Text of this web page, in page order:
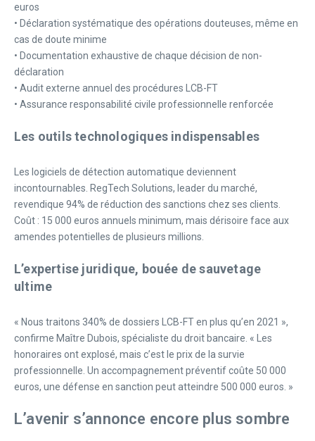
euros
• Déclaration systématique des opérations douteuses, même en
cas de doute minime
• Documentation exhaustive de chaque décision de non-
déclaration
• Audit externe annuel des procédures LCB-FT
• Assurance responsabilité civile professionnelle renforcée
Les outils technologiques indispensables
Les logiciels de détection automatique deviennent
incontournables. RegTech Solutions, leader du marché,
revendique 94% de réduction des sanctions chez ses clients.
Coût : 15 000 euros annuels minimum, mais dérisoire face aux
amendes potentielles de plusieurs millions.
L’expertise juridique, bouée de sauvetage
ultime
« Nous traitons 340% de dossiers LCB-FT en plus qu’en 2021 »,
confirme Maître Dubois, spécialiste du droit bancaire. « Les
honoraires ont explosé, mais c’est le prix de la survie
professionnelle. Un accompagnement préventif coûte 50 000
euros, une défense en sanction peut atteindre 500 000 euros. »
L’avenir s’annonce encore plus sombre